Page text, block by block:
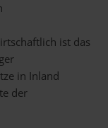
ist das
in Inland
der